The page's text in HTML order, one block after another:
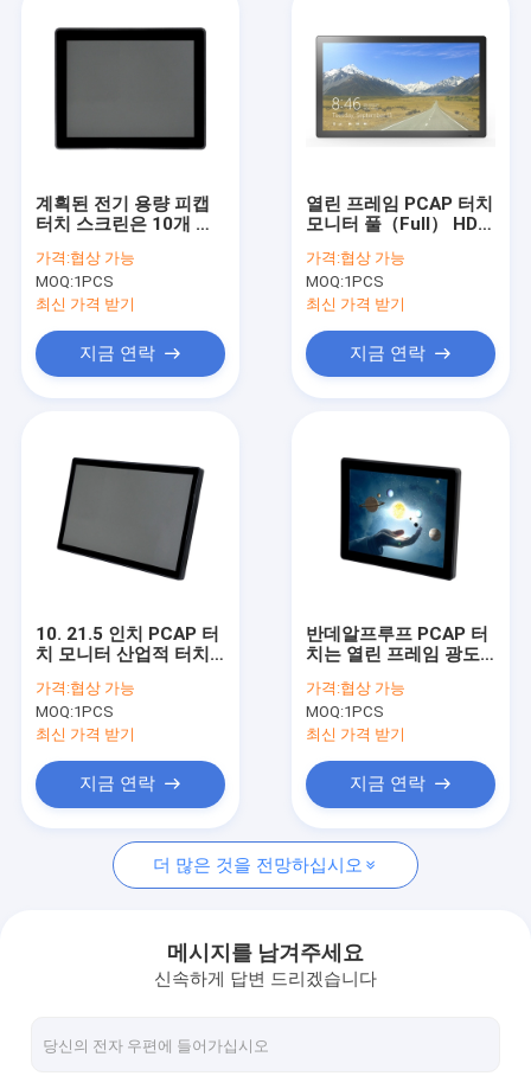
제품 소개
공장 투어
뉴스
모든 케이스
PCAP 터치 모니터
아이오 터치 PC
PCAP 터치 스크린
계획된 전기 용량 피캡
터치 스크린은 10개 핵
모니터링합니다
가격:협상 가능
MOQ:1PCS
최신 가격 받기
지금 연락
열린 프레임 PCAP 터치
모니터 풀（Full） HD
터치 패널
가격:협상 가능
MOQ:1PCS
최신 가격 받기
지금 연락
10. 21.5 인치 PCAP 터
치 모니터 산업적 터치
가격:협상 가능
MOQ:1PCS
최신 가격 받기
지금 연락
반데알프루프 PCAP 터
치는 열린 프레임 광도
다
가격:협상 가능
MOQ:1PCS
최신 가격 받기
지금 연락
더 많은 것을 전망하십시오
메시지를 남겨주세요
신속하게 답변 드리겠습니다